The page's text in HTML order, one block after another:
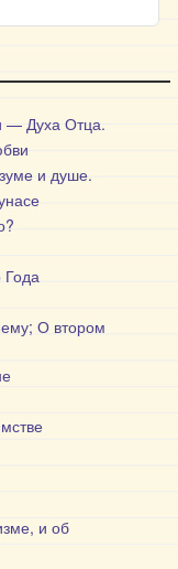
— Духа Отца.
и душе.
Года
О втором
и об